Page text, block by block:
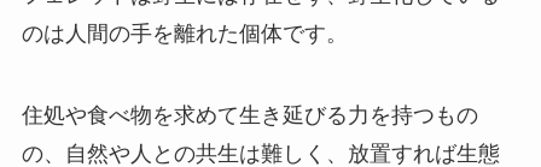
のは人間の手を離れた個体です。
住処や食べ物を求めて生き延びる力を持つもの
の、自然や人との共生は難しく、放置すれば生態